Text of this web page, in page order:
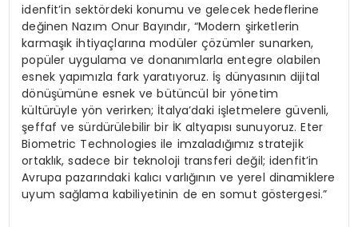
idenfit’in sektördeki konumu ve gelecek hedeflerine
değinen Nazım Onur Bayındır, “Modern şirketlerin
karmaşık ihtiyaçlarına modüler çözümler sunarken,
popüler uygulama ve donanımlarla entegre olabilen
esnek yapımızla fark yaratıyoruz. İş dünyasının dijital
dönüşümüne esnek ve bütüncül bir yönetim
kültürüyle yön verirken; İtalya’daki işletmelere güvenli,
şeffaf ve sürdürülebilir bir İK altyapısı sunuyoruz. Eter
Biometric Technologies ile imzaladığımız stratejik
ortaklık, sadece bir teknoloji transferi değil; idenfit’in
Avrupa pazarındaki kalıcı varlığının ve yerel dinamiklere
uyum sağlama kabiliyetinin de en somut göstergesi.”